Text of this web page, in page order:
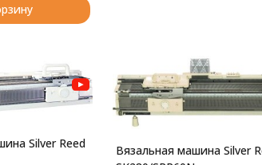
Silver Reed
Вязальная машина Silver